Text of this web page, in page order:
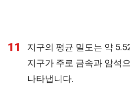
11
지구의 평균 밀도는 약
지구가 주로 금속과 암석
나타냅니다.